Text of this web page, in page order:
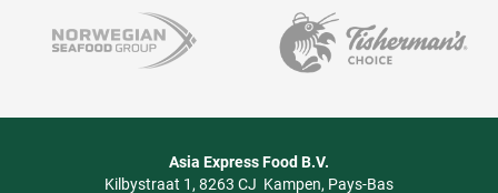
Asia Express Food B.V.
Kilbystraat 1 8263 CJ Kampen Pays-Bas